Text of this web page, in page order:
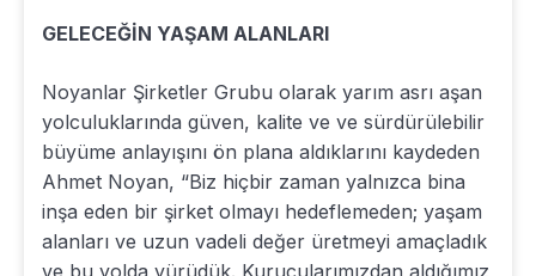
GELECEĞİN YAŞAM ALANLARI
Noyanlar Şirketler Grubu olarak yarım asrı aşan
yolculuklarında güven, kalite ve ve sürdürülebilir
büyüme anlayışını ön plana aldıklarını kaydeden
Ahmet Noyan, “Biz hiçbir zaman yalnızca bina
inşa eden bir şirket olmayı hedeflemeden; yaşam
alanları ve uzun vadeli değer üretmeyi amaçladık
ve bu yolda yürüdük. Kurucularımızdan aldığımız